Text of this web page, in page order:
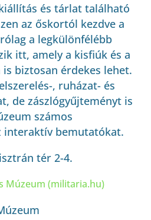
és tárlat található
az őskortól kezdve a
a legkülönfélébb
itt, amely a kisfiúk és a
biztosan érdekes lehet.
, ruházat- és
de zászlógyűjteményt is
számos
interaktív bemutatókat.
tér 2-4.
Múzeum (militaria.hu)